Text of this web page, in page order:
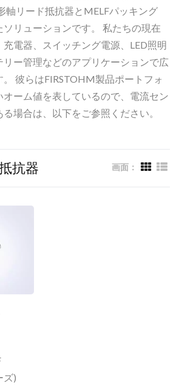
軸リード抵抗器とMELFパッキング
リューションです。 私たちの現在
電器、スイッチング電源、LED照明
リー管理などのアプリケーションで広
。 彼らはFIRSTOHM製品ポートフォ
オーム値を表しているので、電流セン
場合は、以下をご参照ください。
抗器 画面：
ズ)